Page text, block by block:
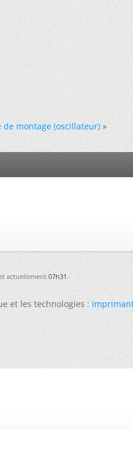
de montage (oscillateur) »
actuellement07h31.
et les technologies :